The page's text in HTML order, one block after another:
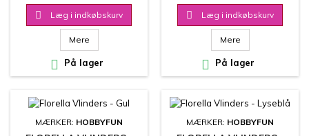
 Læg i indkøbskurv
Mere
 På lager
 Læg i indkøbskurv
Mere
 På lager
MÆRKER: HOBBYFUN MÆRKER: HOBBYFUN